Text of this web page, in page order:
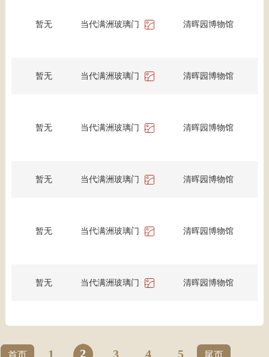
暂无 当代满洲玻璃门 清晖园博物馆
暂无 当代满洲玻璃门 清晖园博物馆
暂无 当代满洲玻璃门 清晖园博物馆
暂无 当代满洲玻璃门 清晖园博物馆
暂无 当代满洲玻璃门 清晖园博物馆
暂无 当代满洲玻璃门 清晖园博物馆
首页 1 2 3 4 5 尾页